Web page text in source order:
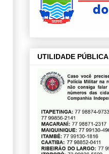
UTILIDADE PÚBLICA